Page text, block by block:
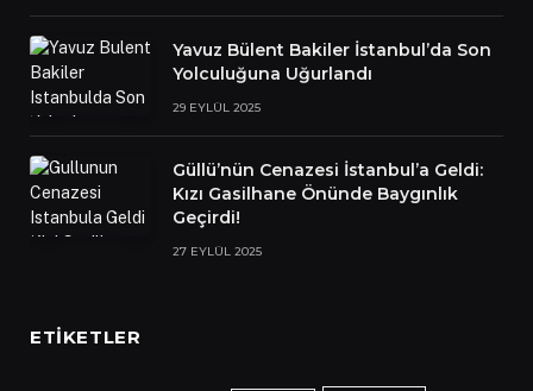
Yavuz Bülent Bakiler İstanbul’da Son
Yolculuğuna Uğurlandı
29 EYLÜL 2025
Güllü’nün Cenazesi İstanbul’a Geldi:
Kızı Gasilhane Önünde Baygınlık
Geçirdi!
27 EYLÜL 2025
ETIKETLER